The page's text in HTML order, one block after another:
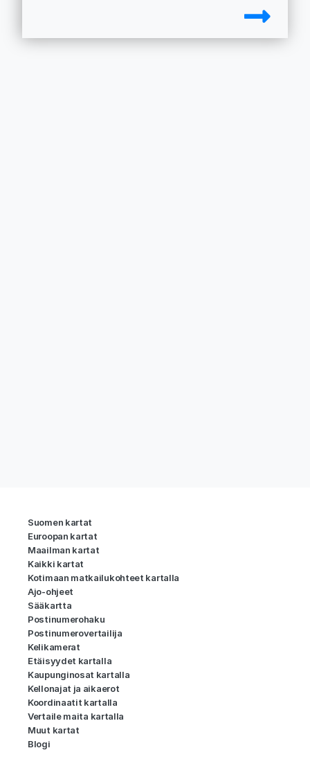
Suomen kartat
Euroopan kartat
Maailman kartat
Kaikki kartat
Kotimaan matkailukohteet kartalla
Ajo-ohjeet
Sääkartta
Postinumerohaku
Postinumerovertailija
Kelikamerat
Etäisyydet kartalla
Kaupunginosat kartalla
Kellonajat ja aikaerot
Koordinaatit kartalla
Vertaile maita kartalla
Muut kartat
Blogi